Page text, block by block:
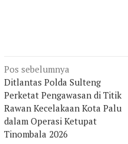
Navigasi
pos
Pos sebelumnya
Ditlantas Polda Sulteng
Perketat Pengawasan di Titik
Rawan Kecelakaan Kota Palu
dalam Operasi Ketupat
Tinombala 2026